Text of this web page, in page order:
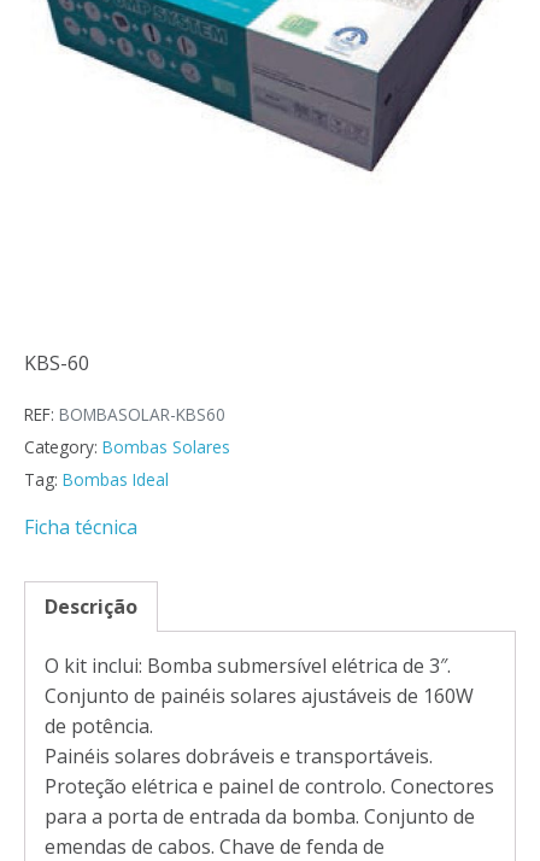
KBS-60
REF: BOMBASOLAR-KBS60
Category: Bombas Solares
Tag: Bombas Ideal
Ficha técnica
Descrição
O kit inclui: Bomba submersível elétrica de 3″.
Conjunto de painéis solares ajustáveis de 160W
de potência.
Painéis solares dobráveis e transportáveis.
Proteção elétrica e painel de controlo. Conectores
para a porta de entrada da bomba. Conjunto de
emendas de cabos. Chave de fenda de